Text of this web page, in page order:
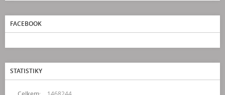
FACEBOOK
STATISTIKY